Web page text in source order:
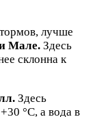
лучше
Мале. Здесь
склонна к
Здесь
°C, а вода в